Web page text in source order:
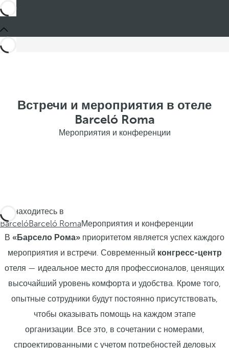
Встречи и мероприятия в отеле
Barceló Roma
Мероприятия и конференции
Вы находитесь в
BarcelóBarceló RomaМероприятия и конференции
В «Барсело Рома» приоритетом является успех каждого
мероприятия и встречи. Современный конгресс-центр
отеля — идеальное место для профессионалов, ценящих
высочайший уровень комфорта и удобства. Кроме того,
опытные сотрудники будут постоянно присутствовать,
чтобы оказывать помощь на каждом этапе
организации. Все это, в сочетании с номерами,
спроектированными с учетом потребностей деловых